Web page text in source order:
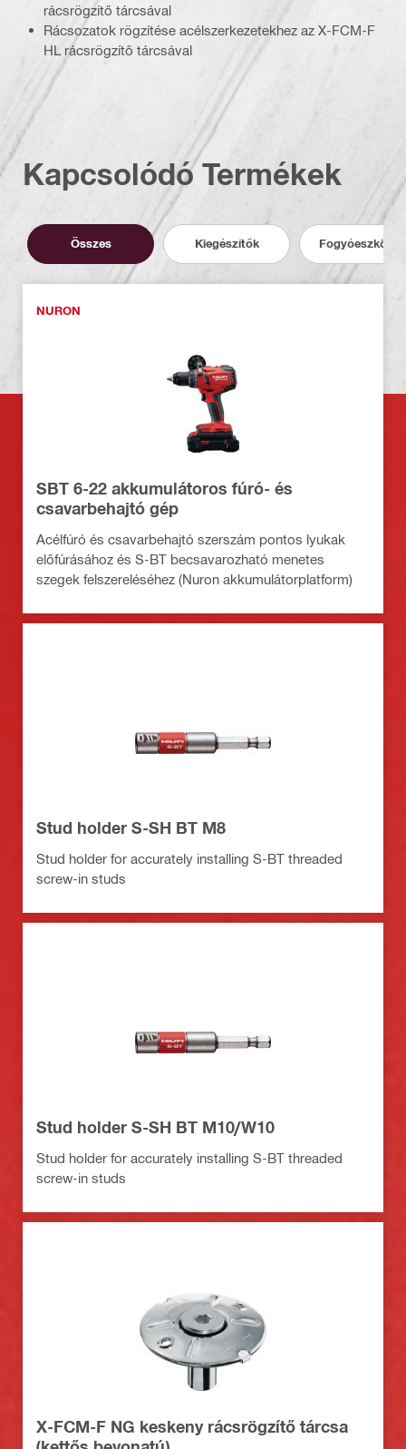
rácsrögzítő tárcsával
Rácsozatok rögzítése acélszerkezetekhez az X-FCM-F
HL rácsrögzítő tárcsával
Kapcsolódó Termékek
Összes Kiegészítők Fogyóeszközök
NURON
SBT 6-22 akkumulátoros fúró- és
csavarbehajtó gép
Acélfúró és csavarbehajtó szerszám pontos lyukak
előfúrásához és S-BT becsavarozható menetes
szegek felszereléséhez (Nuron akkumulátorplatform)
Stud holder S-SH BT M8
Stud holder for accurately installing S-BT threaded
screw-in studs
Stud holder S-SH BT M10/W10
Stud holder for accurately installing S-BT threaded
screw-in studs
X-FCM-F NG keskeny rácsrögzítő tárcsa